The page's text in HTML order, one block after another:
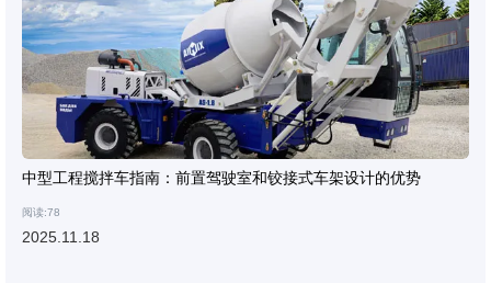
中型工程搅拌车指南：前置驾驶室和铰接式车架设计的优势
阅读:78
2025.11.18